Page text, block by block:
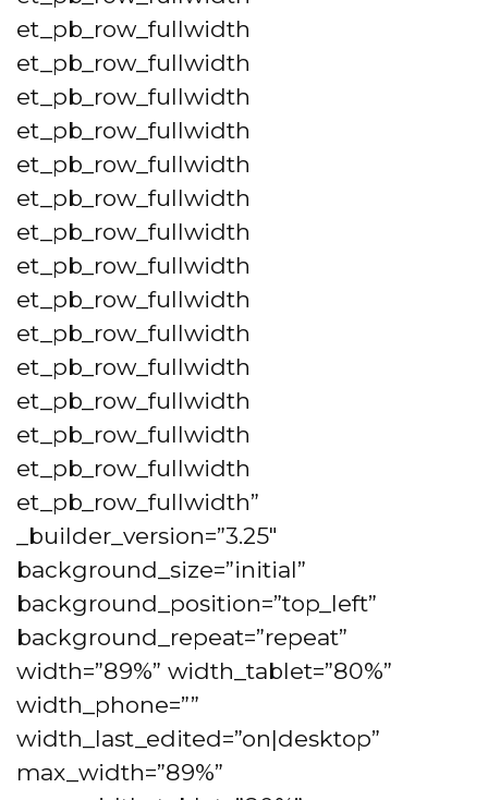
et_pb_row_fullwidth
et_pb_row_fullwidth
et_pb_row_fullwidth
et_pb_row_fullwidth
et_pb_row_fullwidth
et_pb_row_fullwidth
et_pb_row_fullwidth
et_pb_row_fullwidth
et_pb_row_fullwidth
et_pb_row_fullwidth
et_pb_row_fullwidth
et_pb_row_fullwidth
et_pb_row_fullwidth
et_pb_row_fullwidth
et_pb_row_fullwidth”
_builder_version=”3.25″
background_size=”initial”
background_position=”top_left”
background_repeat=”repeat”
width=”89%” width_tablet=”80%”
width_phone=””
width_last_edited=”on|desktop”
max_width=”89%”